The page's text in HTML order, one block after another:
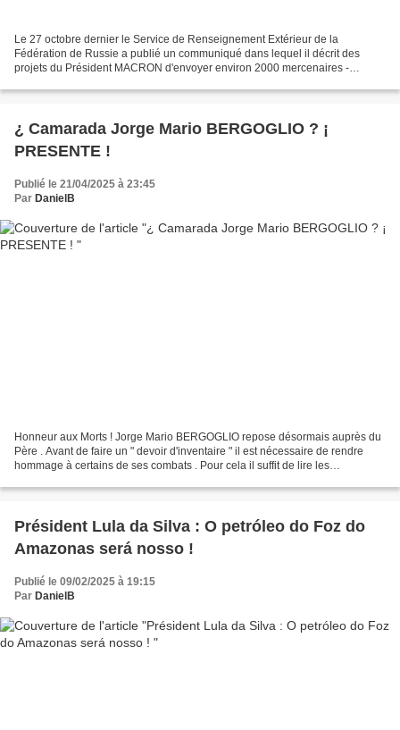
Le 27 octobre dernier le Service de Renseignement Extérieur de la
Fédération de Russie a publié un communiqué dans lequel il décrit des
projets du Président MACRON d'envoyer environ 2000 mercenaires -
¿ Camarada Jorge Mario BERGOGLIO ? ¡
PRESENTE !
Publié le 21/04/2025 à 23:45
Par DanielB
Honneur aux Morts ! Jorge Mario BERGOGLIO repose désormais auprès du
Père . Avant de faire un " devoir d'inventaire " il est nécessaire de rendre
hommage à certains de ses combats . Pour cela il suffit de lire les
Président Lula da Silva : O petróleo do Foz do
Amazonas será nosso !
Publié le 09/02/2025 à 19:15
Par DanielB